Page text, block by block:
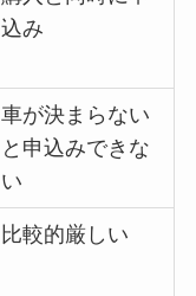
込み
車が決まらない
と申込みできな
い
比較的厳しい